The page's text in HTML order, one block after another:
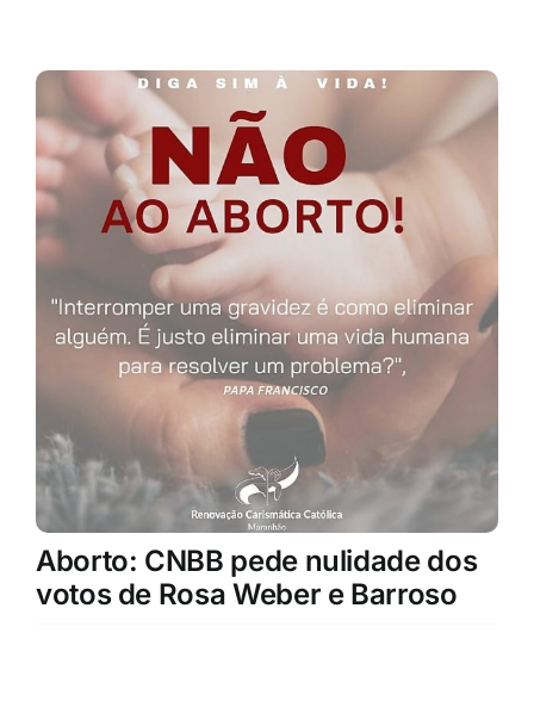
Aborto: CNBB pede nulidade dos
votos de Rosa Weber e Barroso